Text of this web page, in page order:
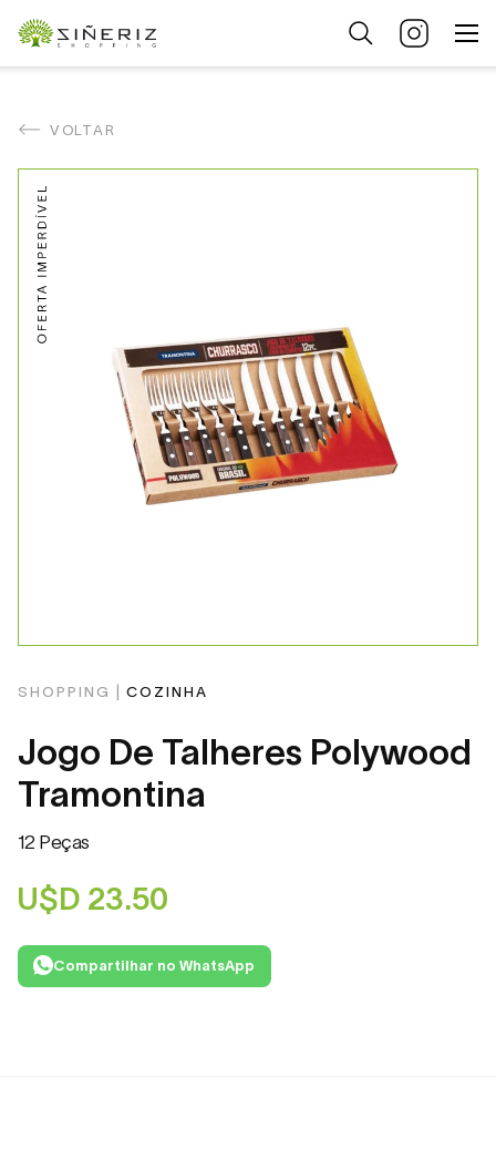
VOLTAR
SHOPPING | COZINHA
Jogo De Talheres Polywood
Tramontina
12 Peças
U$D 23.50
Compartilhar no WhatsApp